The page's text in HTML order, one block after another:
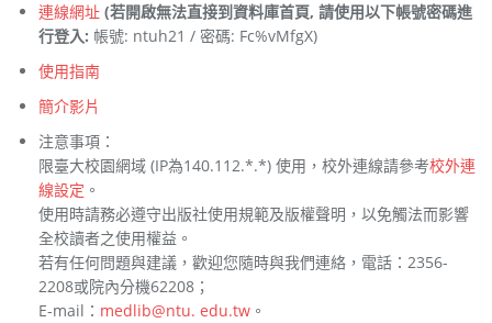
連線網址 (若開啟無法直接到資料庫首頁, 請使用以下帳號密碼進
行登入: 帳號: ntuh21 / 密碼: Fc%vMfgX)
使用指南
簡介影片
注意事項：
限臺大校園網域 (IP為140.112.*.*) 使用，校外連線請參考校外連
線設定 。
使用時請務必遵守出版社使用規範及版權聲明，以免觸法而影響
全校讀者之使用權益。
若有任何問題與建議，歡迎您隨時與我們連絡，電話：2356-
2208或院內分機62208；
E-mail： medlib@ntu. edu.tw 。